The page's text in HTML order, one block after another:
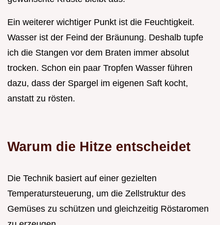
Ein weiterer wichtiger Punkt ist die Feuchtigkeit.
Wasser ist der Feind der Bräunung. Deshalb tupfe
ich die Stangen vor dem Braten immer absolut
trocken. Schon ein paar Tropfen Wasser führen
dazu, dass der Spargel im eigenen Saft kocht,
anstatt zu rösten.
Warum die Hitze entscheidet
Die Technik basiert auf einer gezielten
Temperatursteuerung, um die Zellstruktur des
Gemüses zu schützen und gleichzeitig Röstaromen